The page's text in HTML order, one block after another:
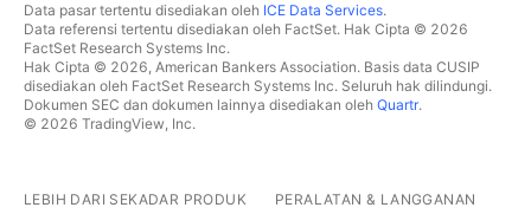
Data pasar tertentu disediakan oleh ICE Data Services.
Data referensi tertentu disediakan oleh FactSet. Hak Cipta © 2026
FactSet Research Systems Inc.
Hak Cipta © 2026, American Bankers Association. Basis data CUSIP
disediakan oleh FactSet Research Systems Inc. Seluruh hak dilindungi.
Dokumen SEC dan dokumen lainnya disediakan oleh Quartr.
© 2026 TradingView, Inc.
LEBIH DARI SEKADAR PRODUK PERALATAN & LANGGANAN